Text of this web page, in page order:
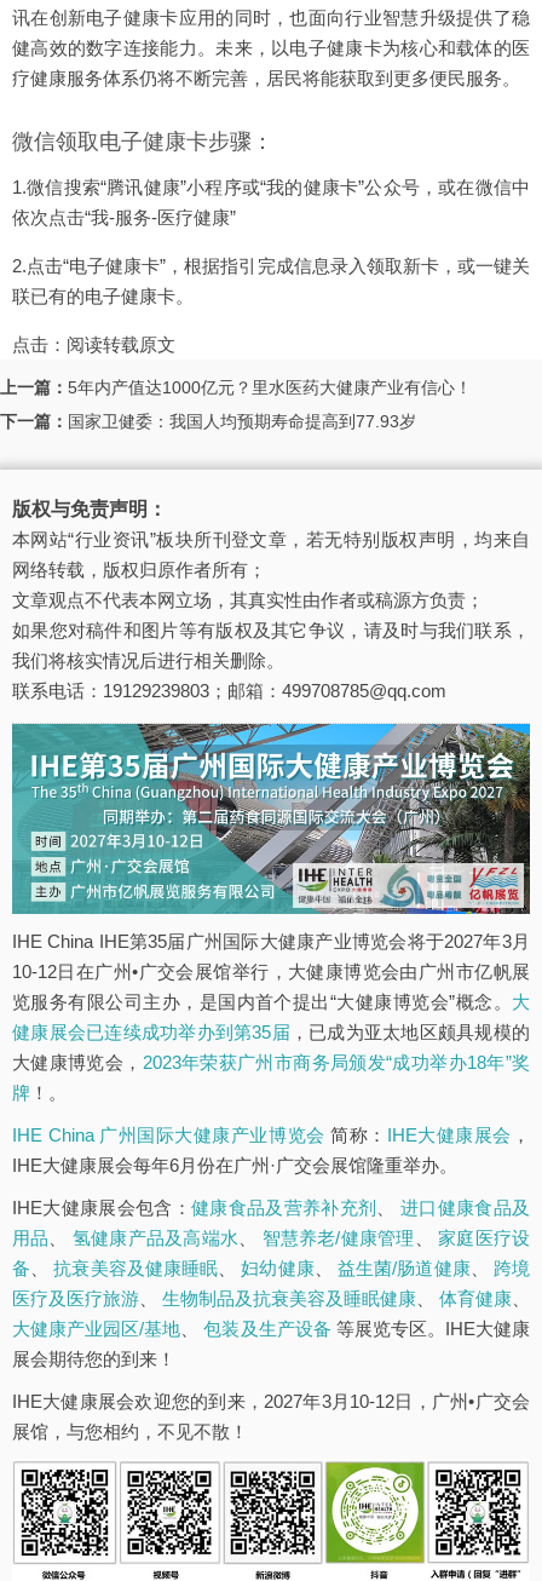
讯在创新电子健康卡应用的同时，也面向行业智慧升级提供了稳
健高效的数字连接能力。未来，以电子健康卡为核心和载体的医
疗健康服务体系仍将不断完善，居民将能获取到更多便民服务。
微信领取电子健康卡步骤：
1.微信搜索“腾讯健康”小程序或“我的健康卡”公众号，或在微信中
依次点击“我-服务-医疗健康”
2.点击“电子健康卡”，根据指引完成信息录入领取新卡，或一键关
联已有的电子健康卡。
点击： 阅读转载原文
上一篇： 5年内产值达1000亿元？里水医药大健康产业有信心！
下一篇： 国家卫健委：我国人均预期寿命提高到77.93岁
版权与免责声明：
本网站“行业资讯”板块所刊登文章，若无特别版权声明，均来自
网络转载，版权归原作者所有；
文章观点不代表本网立场，其真实性由作者或稿源方负责；
如果您对稿件和图片等有版权及其它争议，请及时与我们联系，
我们将核实情况后进行相关删除。
联系电话：19129239803；邮箱：499708785@qq.com
IHE China IHE第35届广州国际大健康产业博览会将于2027年3月
10-12日在广州•广交会展馆举行，大健康博览会由广州市亿帆展
览服务有限公司主办，是国内首个提出“大健康博览会”概念。 大
健康展会已连续成功举办到第35届 ，已成为亚太地区颇具规模的
大健康博览会， 2023年荣获广州市商务局颁发“成功举办18年”奖
牌 ！。
IHE China 广州国际大健康产业博览会 简称： IHE大健康展会 ，
IHE大健康展会每年6月份在广州·广交会展馆隆重举办。
IHE大健康展会包含： 健康食品及营养补充剂 、进口健康食品及
用品
氢健康产品及高端水 智慧养老/健康管理 、家庭医疗设
备 、抗衰美容及健康睡眠 、妇幼健康、 益生菌/肠道健康、 跨境
医疗及医疗旅游
生物制品及抗衰美容及睡眠健康 体育健康
大健康产业园区/基地 、包装及生产设备 等展览专区。IHE大健康
展会期待您的到来！
IHE大健康展会欢迎您的到来，2027年3月10-12日，广州•广交会
展馆，与您相约，不见不散！